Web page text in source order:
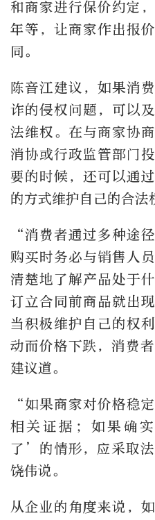
和商家进行保价约定
年等，让商家作出报
同。
陈音江建议，如果消
诈的侵权问题，可以
法维权。在与商家协
消协或行政监管部门
要的时候，还可以通
的方式维护自己的合法
“消费者通过多种途
购买时务必与销售人
清楚地了解产品处于
订立合同前商品就出
当积极维护自己的权
动而价格下跌，消费
建议道。
“如果商家对价格稳
相关证据；如果确
了’的情形，应采取
饶伟说。
从企业的角度来说，